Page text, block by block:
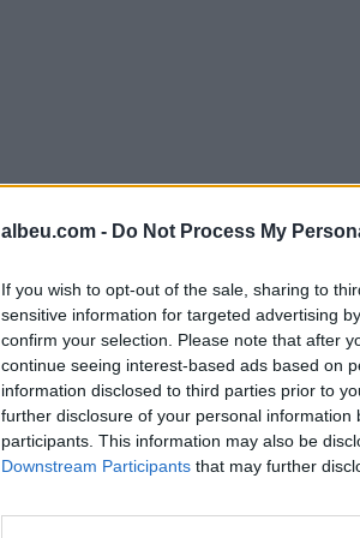
albeu.com - Do Not Process My
If you wish to opt-out of the sale, sharing to
sensitive information for targeted advertising
confirm your selection. Please note that after
continue seeing interest-based ads based on
information disclosed to third parties prior to
further disclosure of your personal information
participants. This information may also be
Downstream Participants that may further